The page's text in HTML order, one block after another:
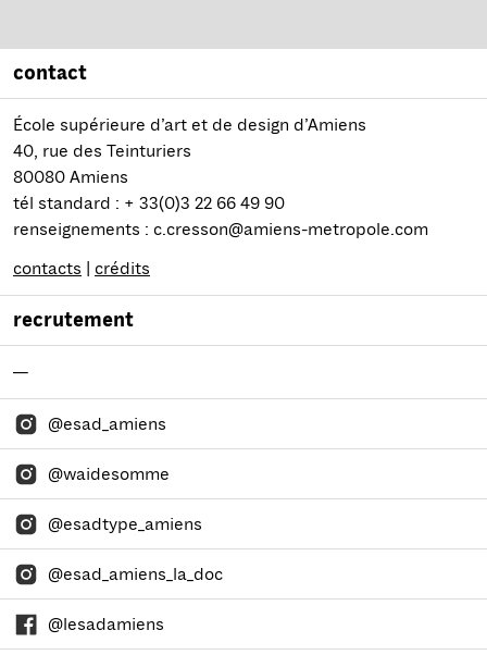
contact
École supérieure d’art et de design d’Amiens
40, rue des Teinturiers
80080 Amiens
tél standard : + 33(0)3 22 66 49 90
renseignements : c.cresson@amiens-metropole.com
contacts
crédits
recrutement
—
@esad_amiens
@waidesomme
@esadtype_amiens
@esad_amiens_la_doc
@lesadamiens